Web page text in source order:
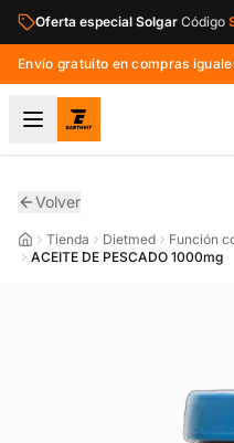
Saltar al contenido principal
Oferta especial Solgar Código
Envío gratuito en compras
Volver
Tienda Dietmed
Función
ACEITE DE PESCADO 1000mg